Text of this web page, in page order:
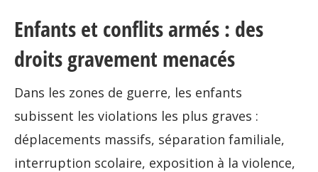
Enfants et conflits armés : des
droits gravement menacés
Dans les zones de guerre, les enfants
subissent les violations les plus graves :
déplacements massifs, séparation familiale,
interruption scolaire, exposition à la violence,